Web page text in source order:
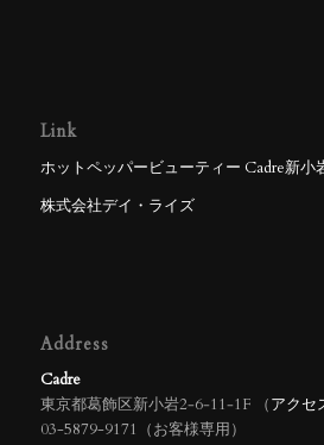
Link
ホットペッパービューティー Cadre新小
株式会社デイ・ライズ
Address
Cadre
東京都葛飾区新小岩2‐6‐11‐1F （アクセ
03-5879-9171（お客様専用）